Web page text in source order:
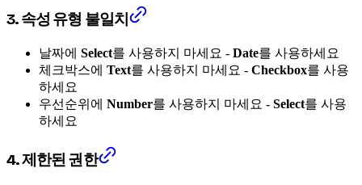
3. 속성 유형 불일치
날짜에 Select를 사용하지 마세요 - Date를 사용하세요
체크박스에 Text를 사용하지 마세요 - Checkbox를 사용
하세요
우선순위에 Number를 사용하지 마세요 - Select를 사용
하세요
4. 제한된 권한